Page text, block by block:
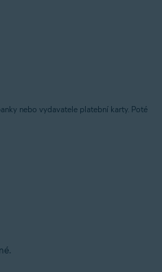
nebo vydavatele platební karty. Poté